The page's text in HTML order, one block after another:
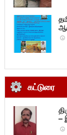
கட்டுரை
–